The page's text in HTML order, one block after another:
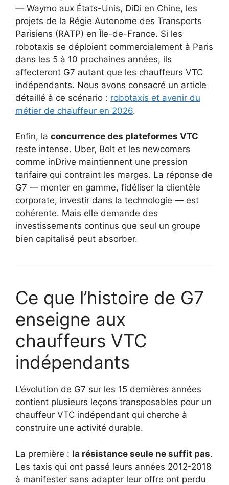
— Waymo aux États-Unis, DiDi en Chine, les
projets de la Régie Autonome des Transports
Parisiens (RATP) en Île-de-France. Si les
robotaxis se déploient commercialement à Paris
dans les 5 à 10 prochaines années, ils
affecteront G7 autant que les chauffeurs VTC
indépendants. Nous avons consacré un article
détaillé à ce scénario : robotaxis et avenir du
métier de chauffeur en 2026.
Enfin, la concurrence des plateformes VTC
reste intense. Uber, Bolt et les newcomers
comme inDrive maintiennent une pression
tarifaire qui contraint les marges. La réponse de
G7 — monter en gamme, fidéliser la clientèle
corporate, investir dans la technologie — est
cohérente. Mais elle demande des
investissements continus que seul un groupe
bien capitalisé peut absorber.
Ce que l’histoire de G7
enseigne aux
chauffeurs VTC
indépendants
L’évolution de G7 sur les 15 dernières années
contient plusieurs leçons transposables pour un
chauffeur VTC indépendant qui cherche à
construire une activité durable.
La première : la résistance seule ne suffit pas.
Les taxis qui ont passé leurs années 2012-2018
à manifester sans adapter leur offre ont perdu